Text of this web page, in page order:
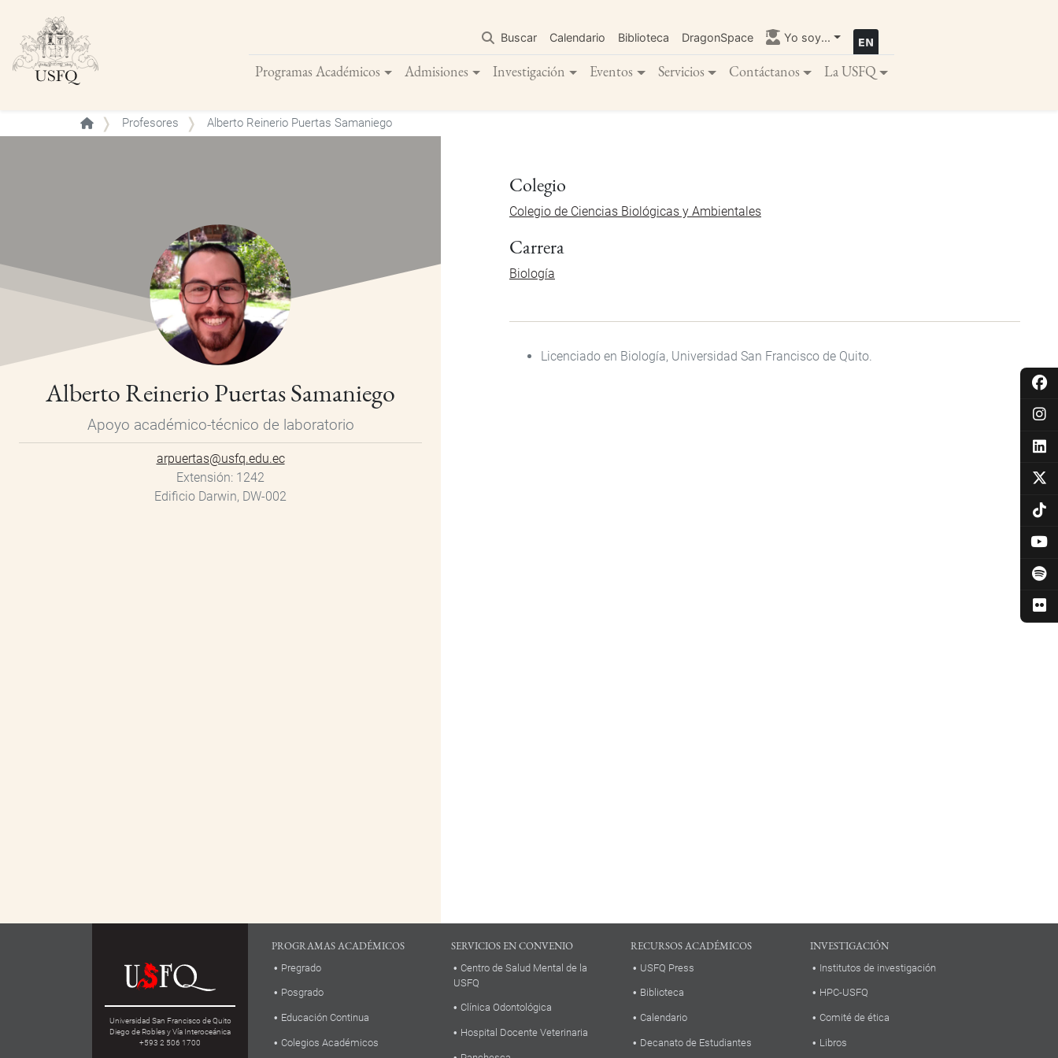
contenido
principal
Buscar Calendario Biblioteca DragonSpace Yo soy...
Programas Académicos Admisiones Investigación Eventos Servicios Contáctanos La USFQ
Buscar
Profesores Alberto Reinerio Puertas Samaniego
Alberto Reinerio Puertas Samaniego
Apoyo académico-técnico de laboratorio
arpuertas@usfq.edu.ec
Extensión 1242
Edificio Darwin, DW-002
Colegio
Colegio de Ciencias Biológicas y Ambientales
Carrera
Biología
Licenciado en Biología, Universidad San Francisco de Quito.
Universidad San Francisco de Quito
Diego de Robles y Vía Interoceánica
+593 2 506 1700
PROGRAMAS ACADÉMICOS
Pregrado
Posgrado
Educación Continua
Colegios Académicos
SERVICIOS EN CONVENIO
Centro de Salud Mental de la
USFQ
Clínica Odontológica
Hospital Docente Veterinaria
RECURSOS ACADÉMICOS
USFQ Press
Biblioteca
Calendario
Decanato de Estudiantes
INVESTIGACIÓN
Institutos de investigación
HPC-USFQ
Comité de ética
Libros